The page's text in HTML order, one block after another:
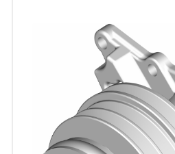
ГЕНЕРАТОРНЫЕ УСТАНОВКИ
ЗАПАСНЫЕ ЧАСТИ